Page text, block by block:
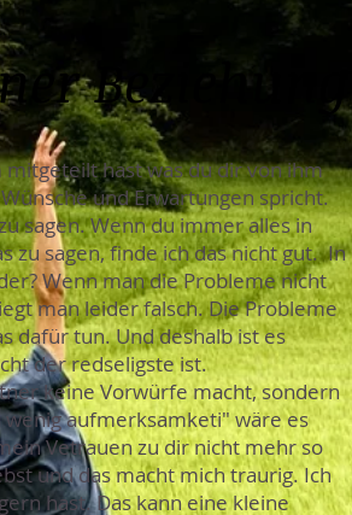
Beziehung
mitgeteilt hast was du dir von ihm
und Erwartungen spricht.
sagen. Wenn du immer alles in
zu sagen, finde ich das nicht gut. In
Wenn man die Probleme nicht
man leider falsch. Die Probleme
dafür tun. Und deshalb ist es
der redseligste ist.
keine Vorwürfe macht, sondern
aufmerksamketi" wäre es
Vetrauen zu dir nicht mehr so
und das macht mich traurig. Ich
hast. Das kann eine kleine